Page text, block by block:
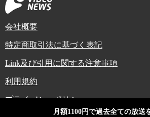
会社概要
特定商取引法に基づく表記
Link及び引用に関する注意事項
利用規約
プライバシーポリシー
月額1100円で過去全ての放送